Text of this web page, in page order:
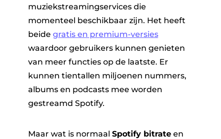
muziekstreamingservices die
momenteel beschikbaar zijn. Het heeft
beide gratis en premium-versies
waardoor gebruikers kunnen genieten
van meer functies op de laatste. Er
kunnen tientallen miljoenen nummers,
albums en podcasts mee worden
gestreamd Spotify.
Maar wat is normaal Spotify bitrateen